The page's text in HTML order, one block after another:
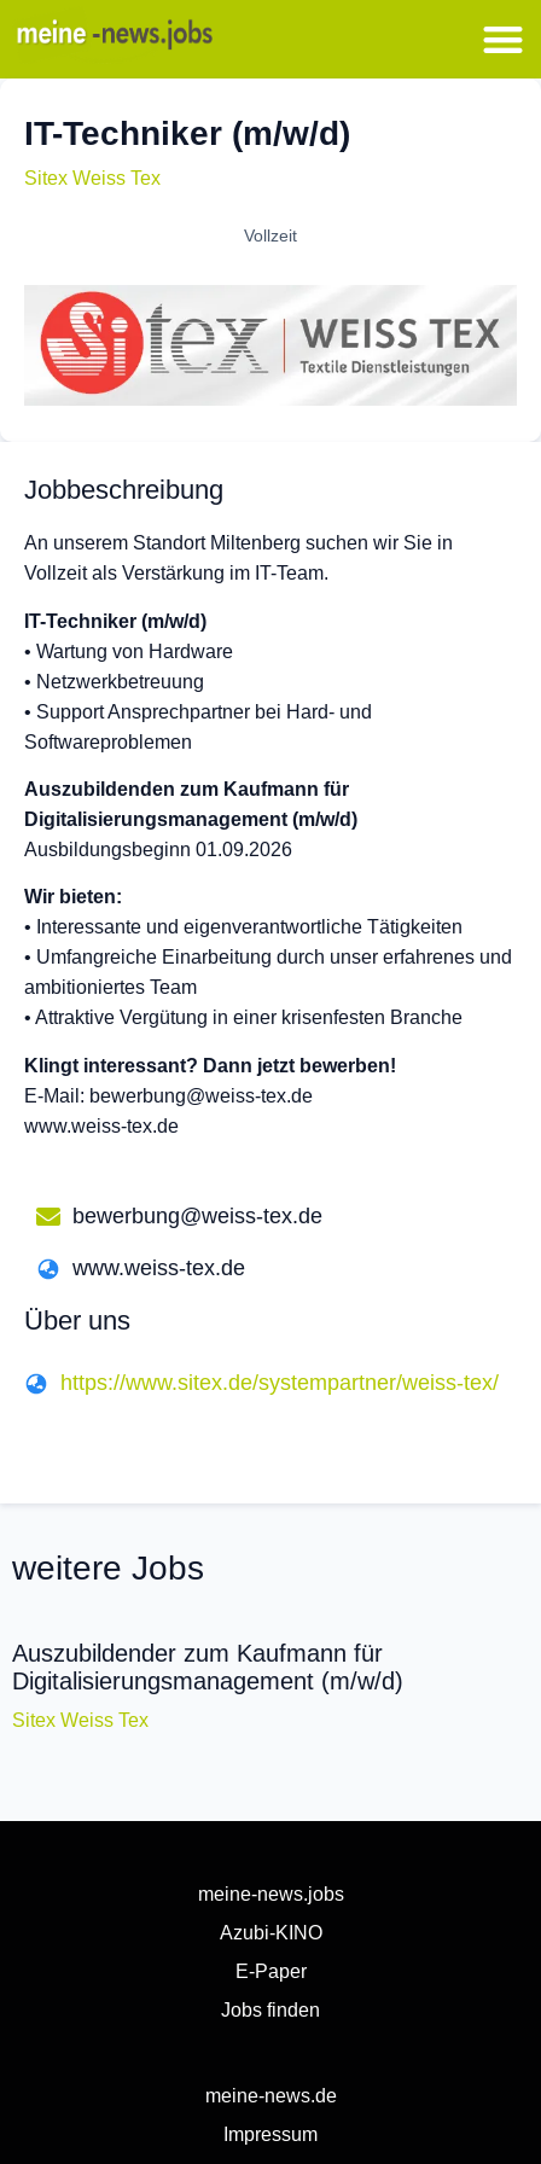
IT-Techniker (m/w/d)
Sitex Weiss Tex
Vollzeit
Jobbeschreibung
An unserem Standort Miltenberg suchen wir Sie in
Vollzeit als Verstärkung im IT-Team.
IT-Techniker (m/w/d)
• Wartung von Hardware
• Netzwerkbetreuung
• Support Ansprechpartner bei Hard- und
Softwareproblemen
Auszubildenden zum Kaufmann für
Digitalisierungsmanagement (m/w/d)
Ausbildungsbeginn 01.09.2026
Wir bieten:
• Interessante und eigenverantwortliche Tätigkeiten
• Umfangreiche Einarbeitung durch unser erfahrenes und
ambitioniertes Team
• Attraktive Vergütung in einer krisenfesten Branche
Klingt interessant? Dann jetzt bewerben!
E-Mail: bewerbung@weiss-tex.de
www.weiss-tex.de
bewerbung@weiss-tex.de
www.weiss-tex.de
Über uns
https://www.sitex.de/systempartner/weiss-tex/
weitere Jobs
Auszubildender zum Kaufmann für
Digitalisierungsmanagement (m/w/d)
Sitex Weiss Tex
meine-news.jobs
Azubi-KINO
E-Paper
Jobs finden
meine-news.de
Impressum